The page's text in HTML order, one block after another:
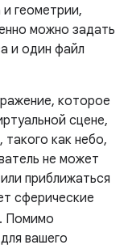
геометрии,
можно задать
и один файл
которое
сцене,
как небо,
не может
приближаться
сферические
. Помимо
вашего